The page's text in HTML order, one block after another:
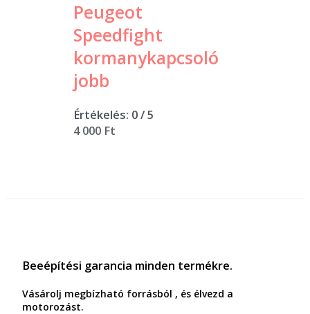
Peugeot
Speedfight
kormanykapcsoló
jobb
Értékelés: 0/ 5
4 000 Ft
Beeépítési garancia minden termékre.
Vásárolj megbízható forrásból , és élvezd a
motorozást.